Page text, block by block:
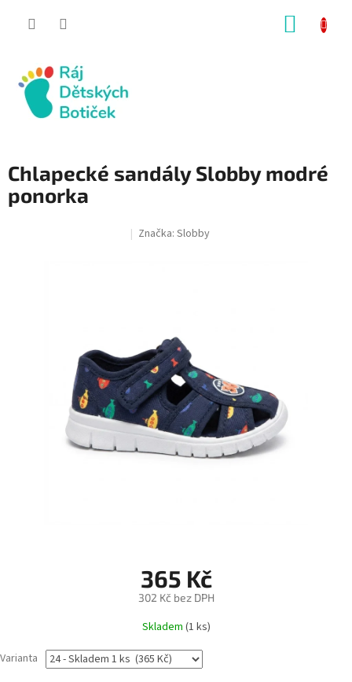
Chlapecké sandály Slobby modré
ponorka
Značka: Slobby
365 Kč
302 Kč bez DPH
Měrná
cena:
Skladem (1 ks)
Varianta